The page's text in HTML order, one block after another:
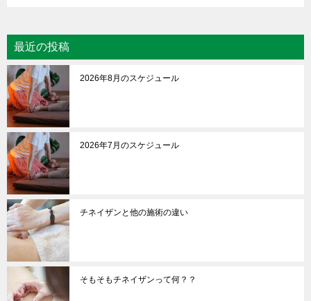
最近の投稿
2026年8月のスケジュール
2026年7月のスケジュール
チネイザンと他の施術の違い
そもそもチネイザンって何？？